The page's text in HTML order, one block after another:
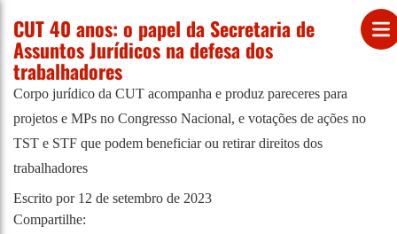
CUT 40 anos: o papel da Secretaria de
Assuntos Jurídicos na defesa dos
trabalhadores
Corpo jurídico da CUT acompanha e produz pareceres para
projetos e MPs no Congresso Nacional, e votações de ações no
TST e STF que podem beneficiar ou retirar direitos dos
trabalhadores
Escrito por 12 de setembro de 2023
Compartilhe: